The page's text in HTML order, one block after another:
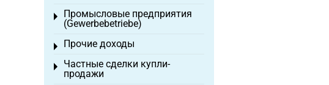
Промысловые предприятия
(Gewerbebetriebe)
Toggle menu
Прочие доходы
Toggle menu
Частные сделки купли-
продажи
Toggle menu